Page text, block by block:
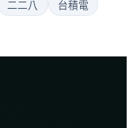
二二八
台積電